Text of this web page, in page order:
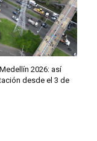
2026: así
desde el 3 de